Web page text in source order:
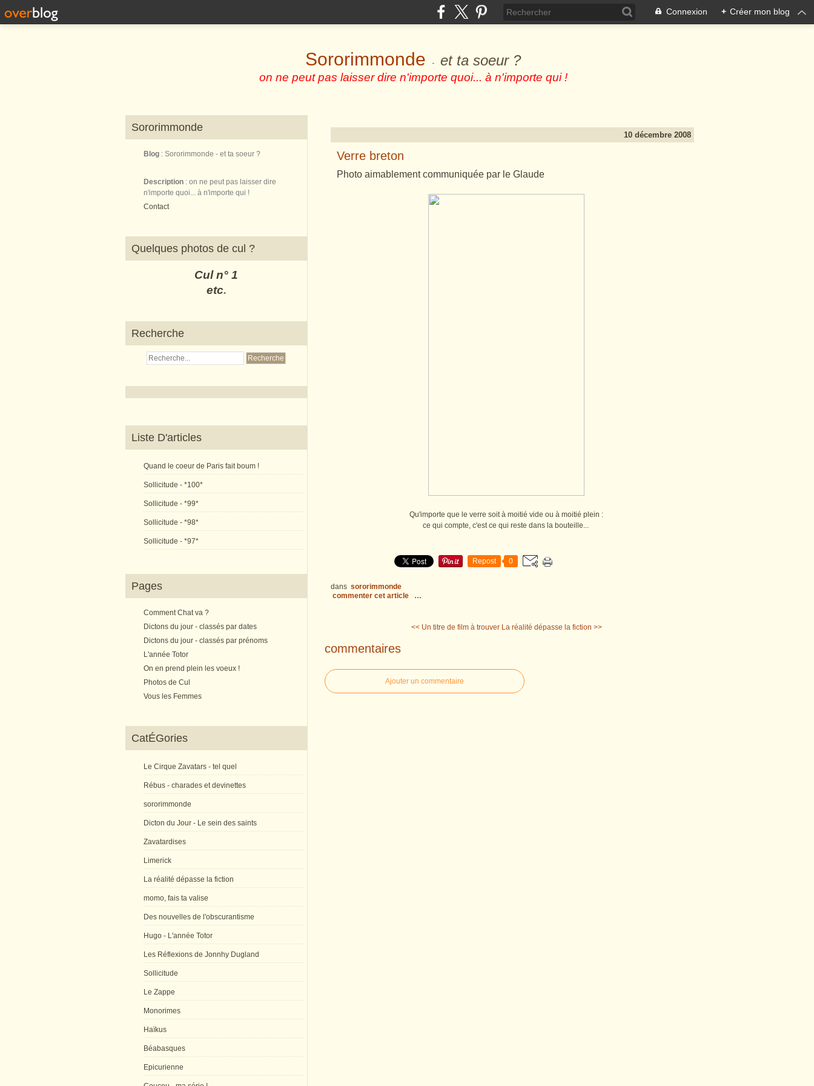
Connexion + Créer mon blog
Sororimmonde - et ta soeur ?
on ne peut pas laisser dire n'importe quoi... à n'importe qui !
Sororimmonde
Blog : Sororimmonde - et ta soeur ?
Description : on ne peut pas laisser dire
n'importe quoi... à n'importe qui !
Contact
Quelques photos de cul ?
Cul n° 1
etc.
Recherche
Liste D'articles
Quand le coeur de Paris fait boum !
Sollicitude - *100*
Sollicitude - *99*
Sollicitude - *98*
Sollicitude - *97*
Pages
Comment Chat va ?
Dictons du jour - classés par dates
Dictons du jour - classés par prénoms
L'année Totor
On en prend plein les voeux !
Photos de Cul
Vous les Femmes
CatÉGories
Le Cirque Zavatars - tel quel
Rébus - charades et devinettes
sororimmonde
Dicton du Jour - Le sein des saints
Zavatardises
Limerick
La réalité dépasse la fiction
momo, fais ta valise
Des nouvelles de l'obscurantisme
Hugo - L'année Totor
Les Réflexions de Jonnhy Dugland
Sollicitude
Le Zappe
Monorimes
Haïkus
Béabasques
Epicurienne
10 décembre 2008
Verre breton
Photo aimablement communiquée par le Glaude
Qu'importe que le verre soit à moitié vide ou à moitié plein :
ce qui compte, c'est ce qui reste dans la bouteille...
Repost 0
dans sororimmonde
commenter cet article
…
<< Un titre de film à trouver La réalité dépasse la fiction >>
commentaires
Ajouter un commentaire